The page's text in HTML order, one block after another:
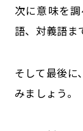
次に意味を
語、対義語ま
そして最後に
みましょう。